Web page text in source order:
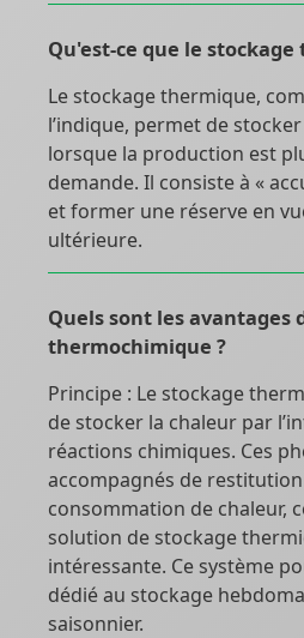
Qu'est-ce que le
Le stockage thermique,
l’indique, permet de
lorsque la production est
demande. Il consiste à «
et former une réserve en
ultérieure.
Quels sont les avantages
thermochimique ?
Principe : Le stockage
de stocker la chaleur par
réactions chimiques. Ces
accompagnés de
consommation de chaleur,
solution de stockage
intéressante. Ce système
dédié au stockage
saisonnier.